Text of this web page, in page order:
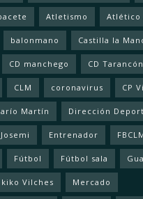
Atletismo Atlético
balonmano Castilla la
CD manchego CD Tarancón
CLM coronavirus CP
Martín Dirección
Entrenador
Fútbol Fútbol sala
kiko Vilches Mercado